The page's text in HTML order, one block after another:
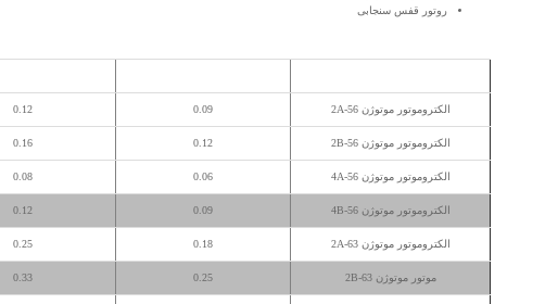
روتور قفس سنجابی
الکتروموتور موتوژن 56-2A 0.09
0.12
الکتروموتور موتوژن 56-2B 0.12
0.16
الکتروموتور موتوژن 56-4A 0.06
0.08
الکتروموتور موتوژن 56-4B 0.09
0.12
الکتروموتور موتوژن 63-2A 0.18
0.25
موتور موتوژن 63-2B 0.25
0.33